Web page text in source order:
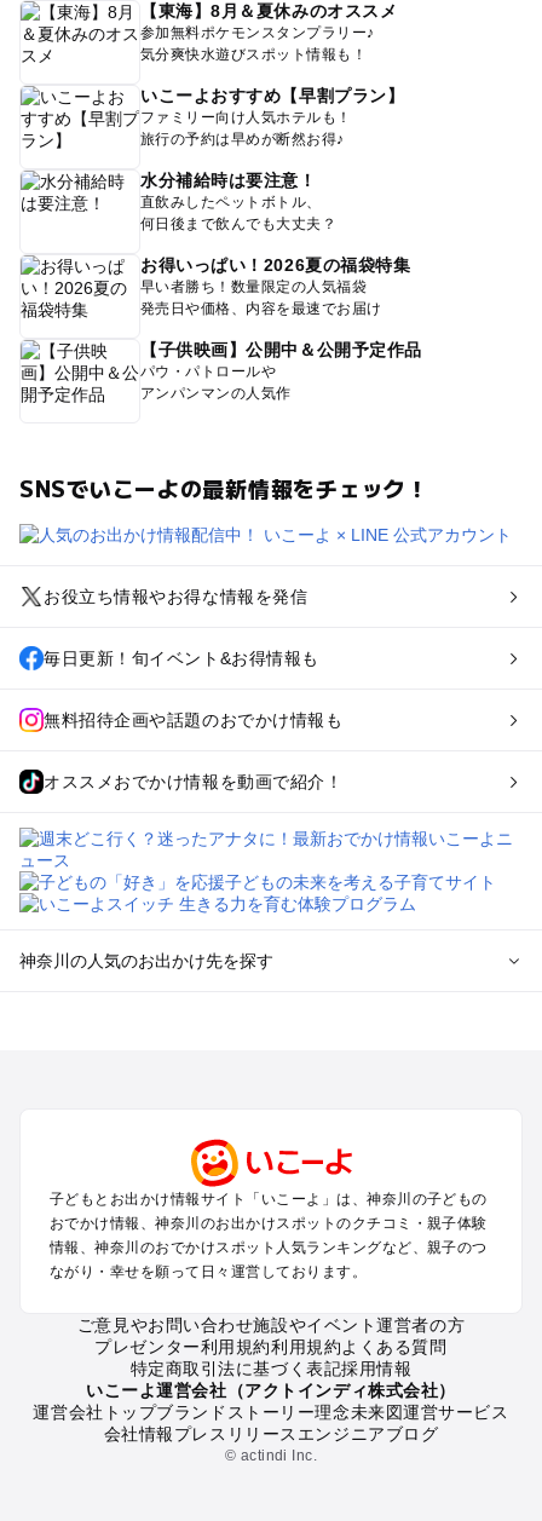
【東海】8月＆夏休みのオススメ
参加無料ポケモンスタンプラリー♪
気分爽快水遊びスポット情報も！
いこーよおすすめ【早割プラン】
ファミリー向け人気ホテルも！
旅行の予約は早めが断然お得♪
水分補給時は要注意！
直飲みしたペットボトル、
何日後まで飲んでも大丈夫？
お得いっぱい！2026夏の福袋特集
早い者勝ち！数量限定の人気福袋
発売日や価格、内容を最速でお届け
【子供映画】公開中＆公開予定作品
パウ・パトロールや
アンパンマンの人気作
SNSでいこーよの最新情報をチェック！
お役立ち情報やお得な情報を発信
毎日更新！旬イベント&お得情報も
無料招待企画や話題のおでかけ情報も
オススメおでかけ情報を動画で紹介！
神奈川の人気のお出かけ先を探す
小田原・熱海・湯河原・真鶴のプールお出かけ
町田・相模原・愛川・上野原のプールお出かけ
新横浜・港北エリア・日吉・青葉台・鶴見のプールお出かけ
川崎のプールお出かけ
海老名・厚木のプールお出かけ
箱根（湯本・強羅・小涌谷・仙石原・芦ノ湖）のプールお出か
秦野・南足柄・丹沢のプールお出かけ
戸塚・港南・旭・瀬谷・泉（横浜）のプールお出かけ
子どもとお出かけ情報サイト「いこーよ」は、神奈川の子どもの
おでかけ情報、神奈川のお出かけスポットのクチコミ・親子体験
情報、神奈川のおでかけスポット人気ランキングなど、親子のつ
ながり・幸せを願って日々運営しております。
ご意見やお問い合わせ施設やイベント運営者の方
プレゼンター利用規約利用規約よくある質問
特定商取引法に基づく表記採用情報
いこーよ運営会社（アクトインディ株式会社）
運営会社トップブランドストーリー理念未来図運営サービス
会社情報プレスリリース エンジニアブログ
© actindi Inc.